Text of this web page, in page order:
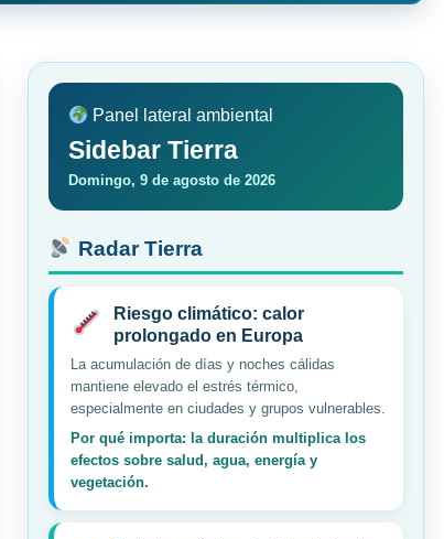
Panel lateral ambiental
Sidebar Tierra
Domingo, 9 de agosto de 2026
Radar Tierra
Riesgo climático: calor
prolongado en Europa
La acumulación de días y noches cálidas
mantiene elevado el estrés térmico,
especialmente en ciudades y grupos vulnerables.
Por qué importa: la duración multiplica los
efectos sobre salud, agua, energía y
vegetación.